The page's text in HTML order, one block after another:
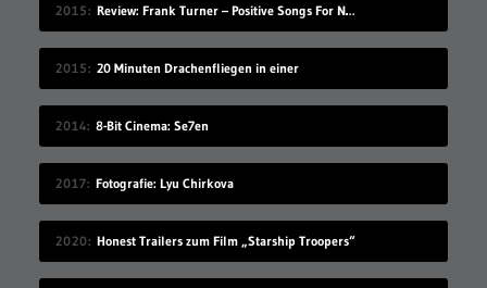
2015 Review: Frank Turner – Positive Songs For Negative People
2015 20 Minuten Drachenfliegen in einer
2014 8-Bit Cinema: Se7en
2017 Fotografie: Lyu Chirkova
2020 Honest Trailers zum Film „Starship Troopers“